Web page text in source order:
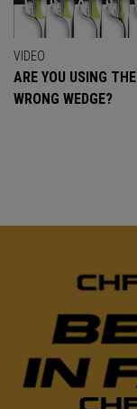
VIDEO
ARE YOU USING THE
WRONG WEDGE?